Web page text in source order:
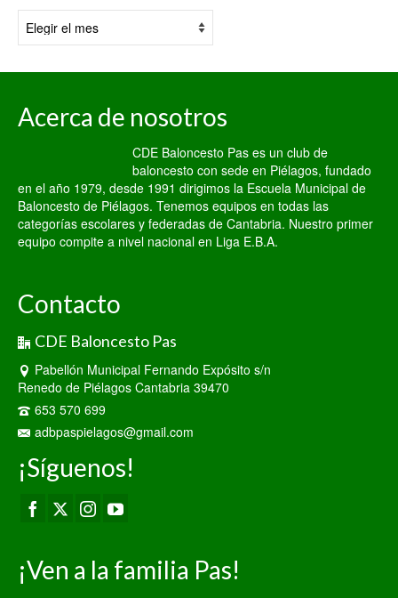
fecha:
Acerca de nosotros
CDE Baloncesto Pas es un club de
baloncesto con sede en Piélagos, fundado
en el año 1979, desde 1991 dirigimos la Escuela Municipal de
Baloncesto de Piélagos. Tenemos equipos en todas las
categorías escolares y federadas de Cantabria. Nuestro primer
equipo compite a nivel nacional en Liga E.B.A.
Contacto
CDE Baloncesto Pas
Pabellón Municipal Fernando Expósito s/n
Renedo de Piélagos Cantabria 39470
653 570 699
adbpaspielagos@gmail.com
¡Síguenos!
¡Ven a la familia Pas!